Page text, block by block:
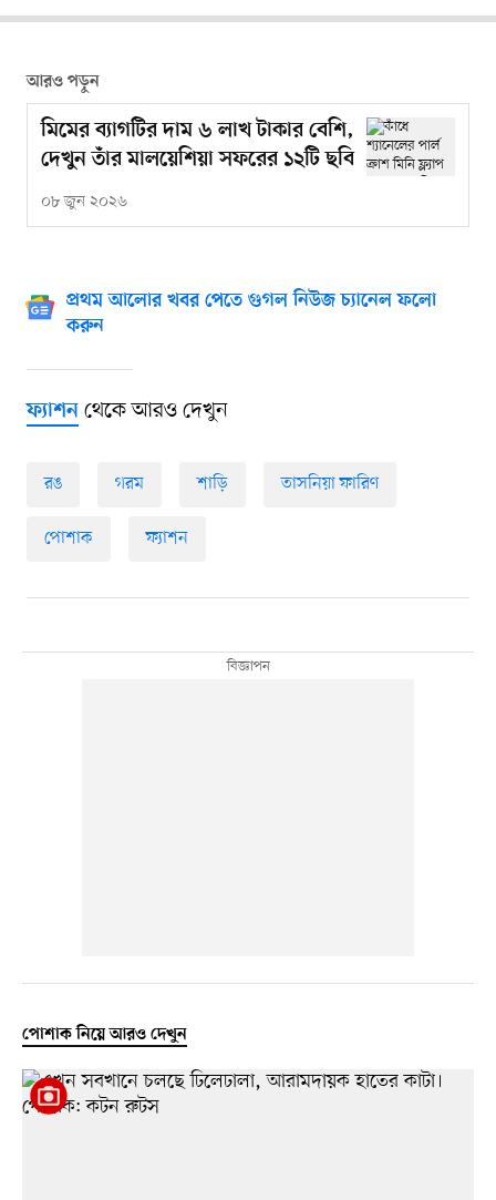
আরও পড়ুন
মিমের ব্যাগটির দাম ৬ লাখ টাকার বেশি,
দেখুন তাঁর মালয়েশিয়া সফরের ১২টি ছবি
০৮ জুন ২০২৬
প্রথম আলোর খবর পেতে গুগল নিউজ চ্যানেল ফলো
করুন
ফ্যাশনথেকে আরও দেখুন
রঙ গরম শাড়ি তাসনিয়া ফারিণ
পোশাক ফ্যাশন
পোশাক নিয়ে আরও দেখুন